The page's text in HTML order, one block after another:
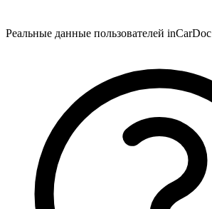
Реальные данные пользователей inCarDoc